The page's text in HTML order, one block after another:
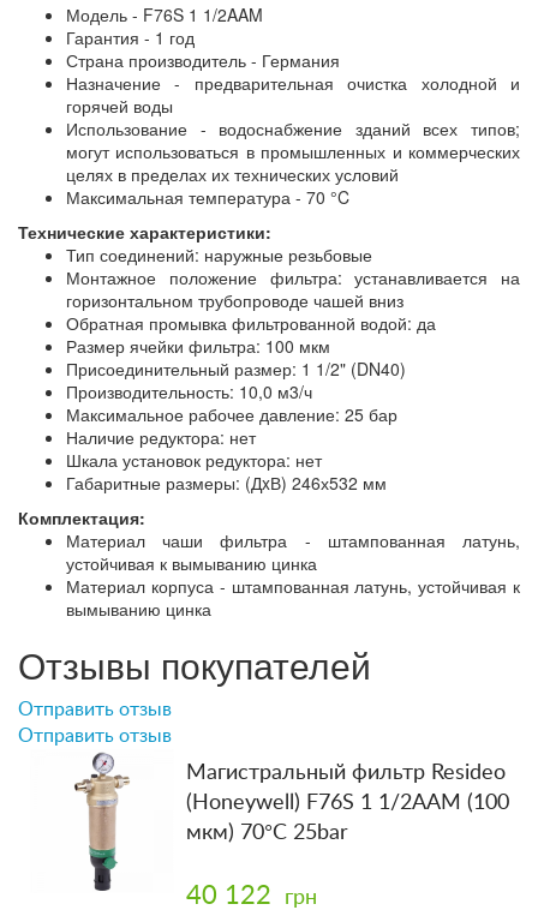
Модель - F76S 1 1/2AAM
Гарантия - 1 год
Страна производитель - Германия
Назначение - предварительная очистка холодной и
горячей воды
Использование - водоснабжение зданий всех типов;
могут использоваться в промышленных и коммерческих
целях в пределах их технических условий
Максимальная температура - 70 °C
Технические характеристики:
Тип соединений: наружные резьбовые
Монтажное положение фильтра: устанавливается на
горизонтальном трубопроводе чашей вниз
Обратная промывка фильтрованной водой: да
Размер ячейки фильтра: 100 мкм
Присоединительный размер: 1 1/2" (DN40)
Производительность: 10,0 м3/ч
Максимальное рабочее давление: 25 бар
Наличие редуктора: нет
Шкала установок редуктора: нет
Габаритные размеры: (ДxВ) 246х532 мм
Комплектация:
Материал чаши фильтра - штампованная латунь,
устойчивая к вымыванию цинка
Материал корпуса - штампованная латунь, устойчивая к
вымыванию цинка
Отзывы покупателей
Отправить отзыв
Отправить отзыв
Магистральный фильтр Resideo
(Honeywell) F76S 1 1/2AAM (100
мкм) 70°C 25bar
40 122 грн